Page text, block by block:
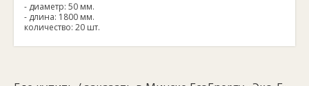
- диаметр: 50 мм.
- длина: 1800 мм.
количество: 20 шт.